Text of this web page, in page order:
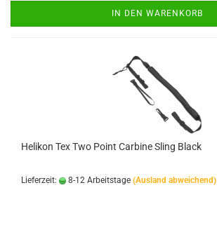
IN DEN WARENKORB
Helikon Tex Two Point Carbine Sling Black
Lieferzeit: 8-12 Arbeitstage (Ausland abweichend)